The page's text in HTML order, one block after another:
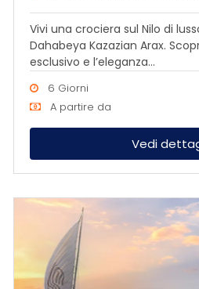
Vivi una crociera sul Nilo di
Dahabeya Kazazian Arax.
esclusivo e l’eleganza...
6 Giorni
A partire da
Vedi